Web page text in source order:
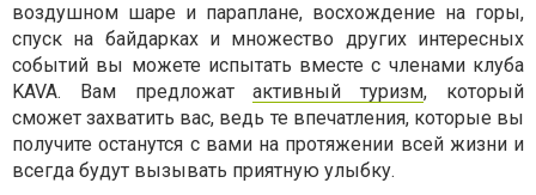
воздушном шаре и параплане, восхождение на горы,
спуск на байдарках и множество других интересных
событий вы можете испытать вместе с членами клуба
KAVA. Вам предложатактивный туризм, который
сможет захватить вас, ведь те впечатления, которые вы
получите останутся с вами на протяжении всей жизни и
всегда будут вызывать приятную улыбку.